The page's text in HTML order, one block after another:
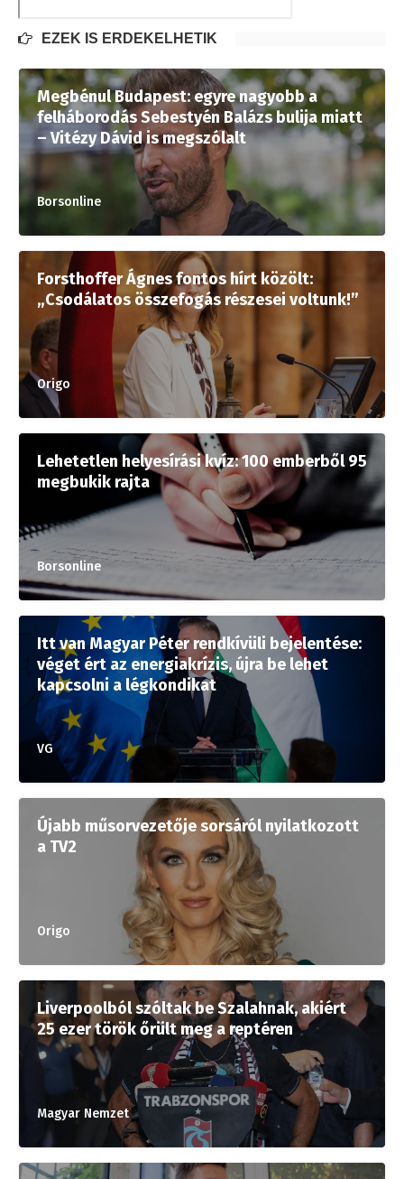
EZEK IS ÉRDEKELHETIK
Megbénul Budapest: egyre nagyobb a
felháborodás Sebestyén Balázs bulija miatt
– Vitézy Dávid is megszólalt
Borsonline
Forsthoffer Ágnes fontos hírt közölt:
„Csodálatos összefogás részesei voltunk!”
Origo
Lehetetlen helyesírási kvíz: 100 emberből 95
megbukik rajta
Borsonline
Itt van Magyar Péter rendkívüli bejelentése:
véget ért az energiakrízis, újra be lehet
kapcsolni a légkondikat
VG
Újabb műsorvezetője sorsáról nyilatkozott
a TV2
Origo
Liverpoolból szóltak be Szalahnak, akiért
25 ezer török őrült meg a reptéren
Magyar Nemzet